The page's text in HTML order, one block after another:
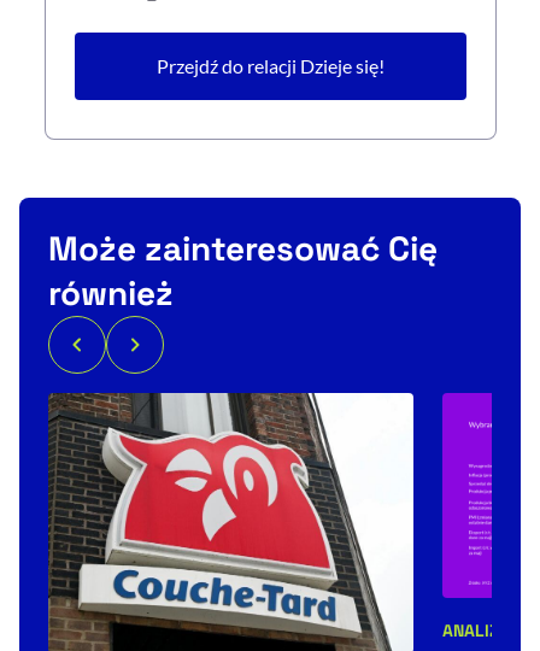
Przejdź do relacji Dzieje się!
Może zainteresować Cię
również
ANALIZY